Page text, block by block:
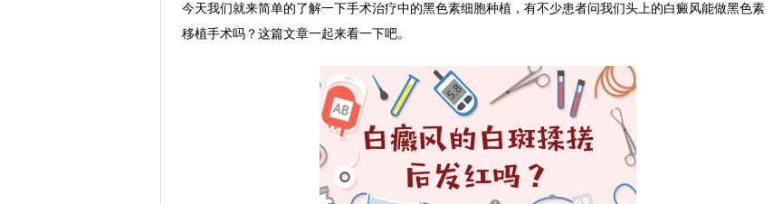
今天我们就来简单的了解一下手术治疗中的黑色素细胞种植，有不少患者问我们头上的白癜风能做黑色素
移植手术吗？这篇文章一起来看一下吧。